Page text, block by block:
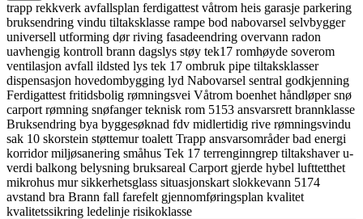
trapp rekkverk avfallsplan ferdigattest våtrom heis garasje parkering
bruksendring vindu tiltaksklasse rampe bod nabovarsel selvbygger
universell utforming dørriving fasadeendring overvann radon
uavhengig kontroll brann dagslys støy tek17 romhøyde soverom
ventilasjon avfall ildsted lys tek 17 ombruk pipe tiltaksklasser
dispensasjon hovedombygging lyd Nabovarsel sentral godkjenning
Ferdigattest fritidsbolig rømningsvei Våtrom boenhet håndløpersnø
carport rømning snøfangerteknisk rom 5153 ansvarsrett brannklasse
Bruksendring bya byggesøknad fdv midlertidig rive rømningsvindu
sak 10 skorstein støttemurtoalett Trapp ansvarsområderbad energi
korridormiljøsanering småhus Tek 17 terrenginngrep tiltakshaveru-
verdi balkong belysning bruksareal Carport gjerde hybel lufttetthet
mikrohus mursikkerhetsglass situasjonskart slokkevann 5174
avstand bra Brann fall farefelt gjennomføringsplan kvalitet
kvalitetssikring ledelinje risikoklasse